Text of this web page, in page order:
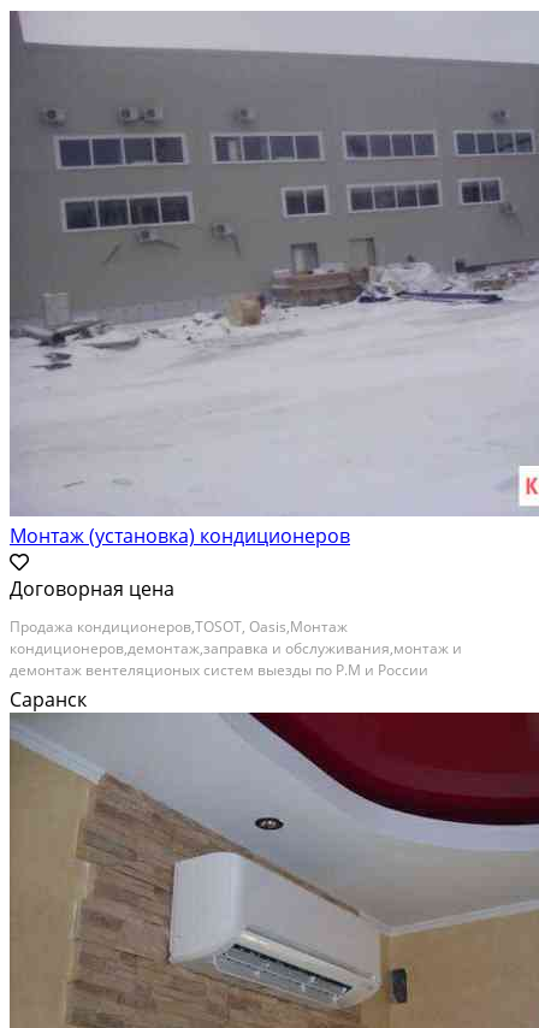
Монтаж (установка) кондиционеров
Договорная цена
Продажа кондиционеров,TOSOT, Oasis,Монтаж
кондиционеров,демонтаж,заправка и обслуживания,монтаж и
демонтаж вентеляционых систем выезды по Р.М и России
Сотрудничаем с организацими Категория: предложение услуг
Саранск